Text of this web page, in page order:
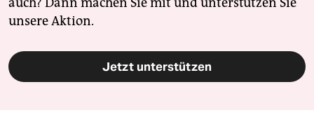
unsere Aktion.
Jetzt unterstützen